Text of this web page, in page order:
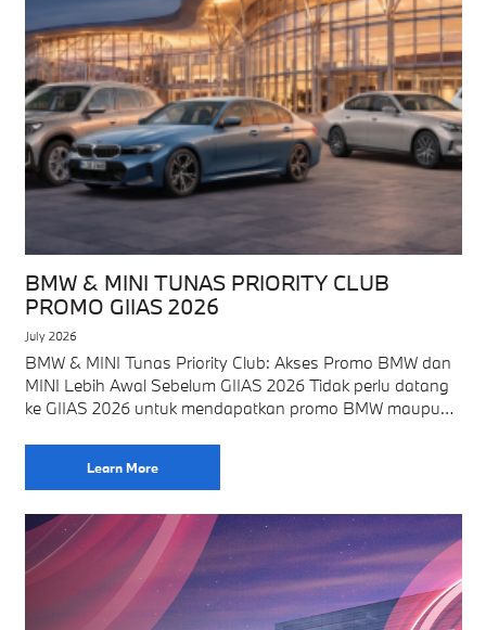
BMW & MINI TUNAS PRIORITY CLUB
PROMO GIIAS 2026
July 2026
BMW & MINI Tunas Priority Club: Akses Promo BMW dan
MINI Lebih Awal Sebelum GIIAS 2026 Tidak perlu datang
ke GIIAS 2026 untuk mendapatkan promo BMW maupun
Learn More